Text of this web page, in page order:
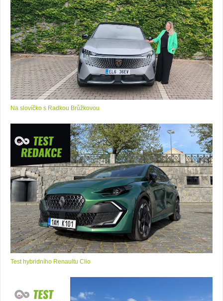
Na slovíčko s Radkou Brůžkovou
Test hybridního Renaultu Clio